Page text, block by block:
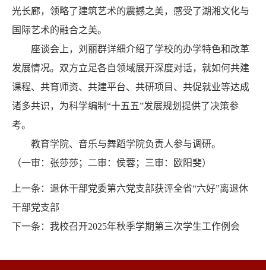
光长廊，领略了建筑艺术的震撼之美，感受了湖湘文化与
国际艺术的融合之美。
座谈会上，刘丽群详细介绍了学校的办学特色和改革
发展情况。双方立足各自领域展开深度对话，就如何共建
课程、共育师资、共建平台、共研项目、共促就业等达成
诸多共识，为科学编制“十五五”发展规划提供了决策参
考。
教育学院、音乐与舞蹈学院负责人参与调研。
（一审：张莎莎；二审：侯蓉；三审：欧阳斐）
上一条： 退休干部党委第六党支部获评全省“六好”离退休
干部党支部
下一条： 我校召开2025年秋季学期第三次学生工作例会